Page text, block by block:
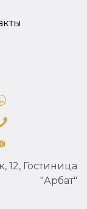
12, Гостиница
"Арбат"